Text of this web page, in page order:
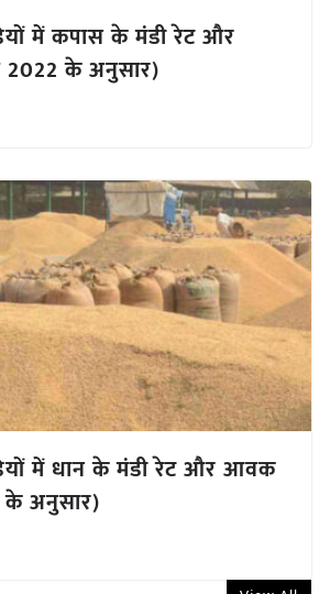
में कपास के मंडी रेट और
के अनुसार)
में धान के मंडी रेट और आवक
के अनुसार)